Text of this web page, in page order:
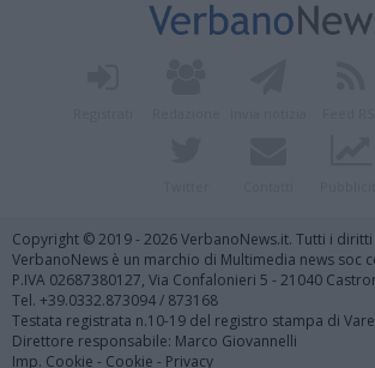
Copyright © 2019 - 2026 VerbanoNews.it. Tutti i
VerbanoNews è un marchio di Multimedia news soc
P.IVA 02687380127, Via Confalonieri 5 - 21040
Tel. +39.0332.873094 / 873168
Testata registrata n.10-19 del registro stampa di
Direttore responsabile: Marco Giovannelli
Imp. Cookie - Cookie - Privacy